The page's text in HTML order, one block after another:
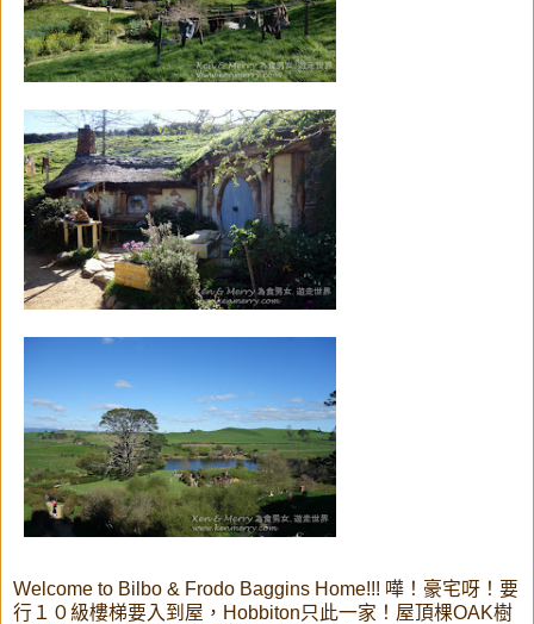
Welcome to Bilbo & Frodo Baggins Home!!! 嘩！豪宅呀！要
行１０級樓梯要入到屋，Hobbiton只此一家！屋頂棵OAK樹